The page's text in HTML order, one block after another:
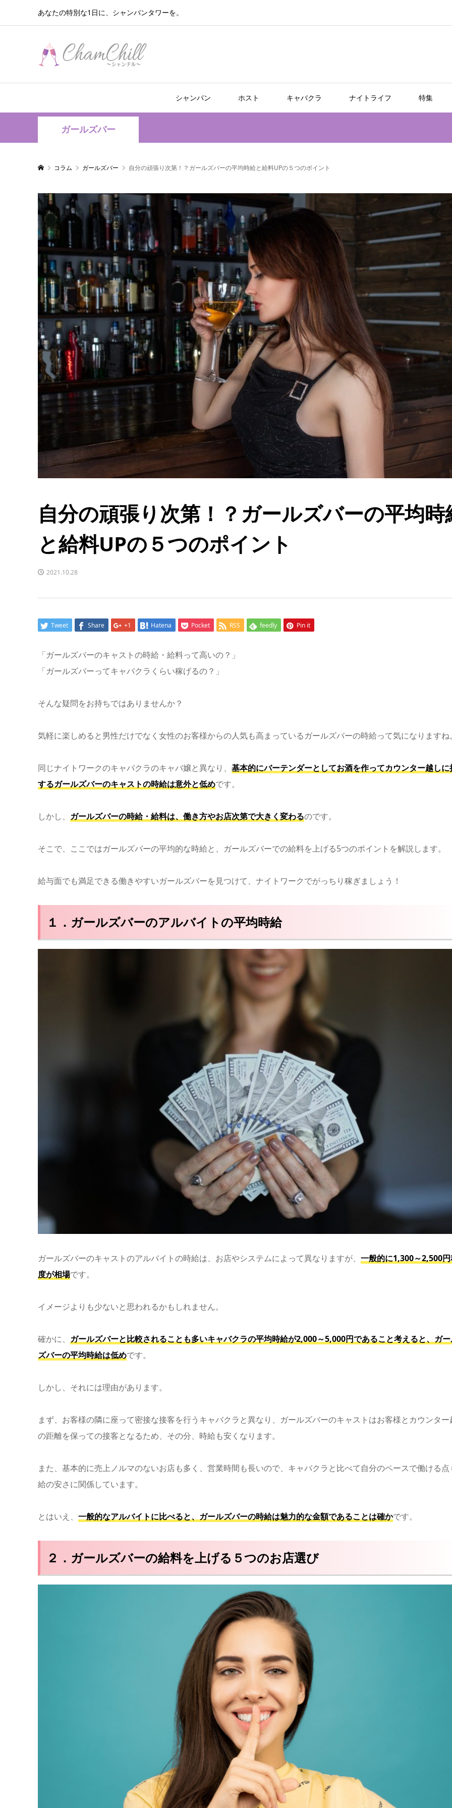
あなたの特別な1日に、シャンパンタワーを。
シャンパン ホスト キャバクラ ナイトライフ 特集
ガールズバー
コラム ガールズバー 自分の頑張り次第！？ガールズバーの平均時給と給料UPの５つのポイント
自分の頑張り次第！？ガールズバーの平均時
と給料UPの５つのポイント
2021.10.28
Tweet Share +1 Hatena Pocket RSS feedly Pin it
「ガールズバーのキャストの時給・給料って高いの？」
「ガールズバーってキャバクラくらい稼げるの？」
そんな疑問をお持ちではありませんか？
気軽に楽しめると男性だけでなく女性のお客様からの人気も高まっているガールズバーの時給って気になりますね
同じナイトワークのキャバクラのキャバ嬢と異なり、 基本的にバーテンダーとしてお酒を作ってカウンター越しに
するガールズバーのキャストの時給は意外と低めです。
しかし、 ガールズバーの時給・給料は、働き方やお店次第で大きく変わるのです。
そこで、ここではガールズバーの平均的な時給と、ガールズバーでの給料を上げる5つのポイントを解説します。
給与面でも満足できる働きやすいガールズバーを見つけて、ナイトワークでがっちり稼ぎましょう！
１．ガールズバーのアルバイトの平均時給
ガールズバーのキャストのアルバイトの時給は、お店やシステムによって異なりますが、 一般的に1,300～2,500
度が相場です。
イメージよりも少ないと思われるかもしれません。
確かに、 ガールズバーと比較されることも多いキャバクラの平均時給が2,000～5,000円であること考えると、ガ
ズバーの平均時給は低めです。
しかし、それには理由があります。
まず、お客様の隣に座って密接な接客を行うキャバクラと異なり、ガールズバーのキャストはお客様とカウンター
の距離を保っての接客となるため、その分、時給も安くなります。
また、基本的に売上ノルマのないお店も多く、営業時間も長いので、キャバクラと比べて自分のペースで働ける点
給の安さに関係しています。
とはいえ、 一般的なアルバイトに比べると、ガールズバーの時給は魅力的な金額であることは確かです。
２．ガールズバーの給料を上げる５つのお店選び